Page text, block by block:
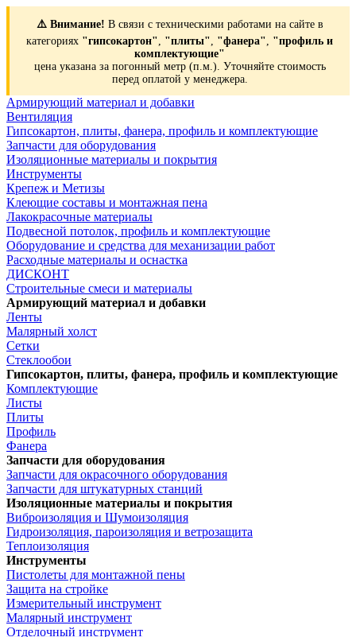
⚠️ Внимание! В связи с техническими работами на сайте в
категориях "гипсокартон", "плиты", "фанера", "профиль и
комплектующие"
цена указана за погонный метр (п.м.). Уточняйте стоимость
перед оплатой у менеджера.
Армирующий материал и добавки
Вентиляция
Гипсокартон, плиты, фанера, профиль и комплектующие
Запчасти для оборудования
Изоляционные материалы и покрытия
Инструменты
Крепеж и Метизы
Клеющие составы и монтажная пена
Лакокрасочные материалы
Подвесной потолок, профиль и комплектующие
Оборудование и средства для механизации работ
Расходные материалы и оснастка
ДИСКОНТ
Строительные смеси и материалы
Армирующий материал и добавки
Ленты
Малярный холст
Сетки
Стеклообои
Гипсокартон, плиты, фанера, профиль и комплектующие
Комплектующие
Листы
Плиты
Профиль
Фанера
Запчасти для оборудования
Запчасти для окрасочного оборудования
Запчасти для штукатурных станций
Изоляционные материалы и покрытия
Виброизоляция и Шумоизоляция
Гидроизоляция, пароизоляция и ветрозащита
Теплоизоляция
Инструменты
Пистолеты для монтажной пены
Защита на стройке
Измерительный инструмент
Малярный инструмент
Отделочный инструмент